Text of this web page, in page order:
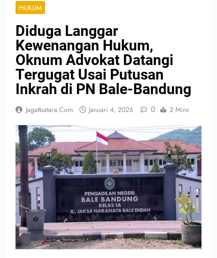
HUKUM
Diduga Langgar
Kewenangan Hukum,
Oknum Advokat Datangi
Tergugat Usai Putusan
Inkrah di PN Bale-Bandung
Jagatbatara.com Januari 4, 2026 0 2 Mins